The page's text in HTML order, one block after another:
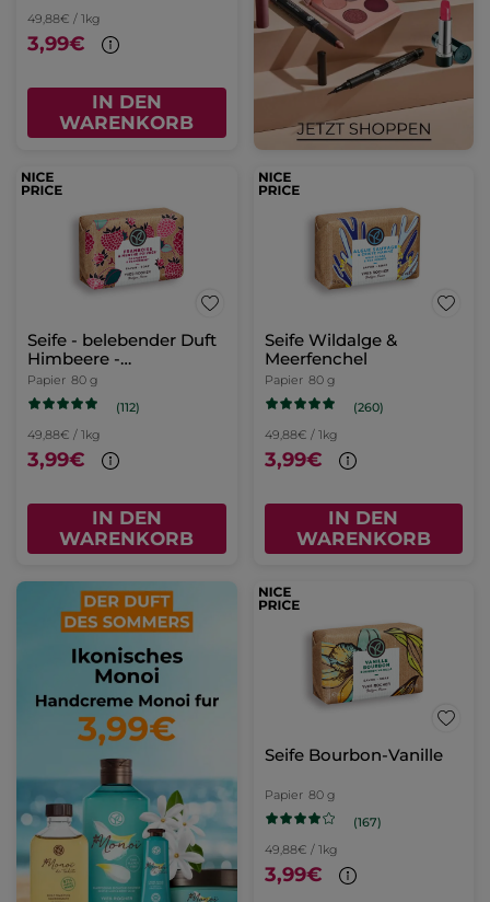
49,88€ / 1kg
3,99€
IN DEN
WARENKORB
Seife - belebender Duft
Himbeere -
Pfefferminze
Papier 80 g
(112)
49,88€ / 1kg
3,99€
IN DEN
WARENKORB
Seife Wildalge &
Meerfenchel
Papier 80 g
(260)
49,88€ / 1kg
3,99€
IN DEN
WARENKORB
Seife Bourbon-Vanille
Papier 80 g
(167)
49,88€ / 1kg
3,99€